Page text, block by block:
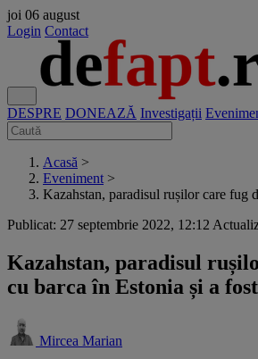
joi 06 august
Login Contact
DESPRE DONEAZĂ Investigații
Acasă >
Eveniment >
Kazahstan, paradisul rușilor care fug
Publicat: 27 septembrie 2022, 12:12
Kazahstan, paradisul
cu barca în Estonia și a
Mircea Marian